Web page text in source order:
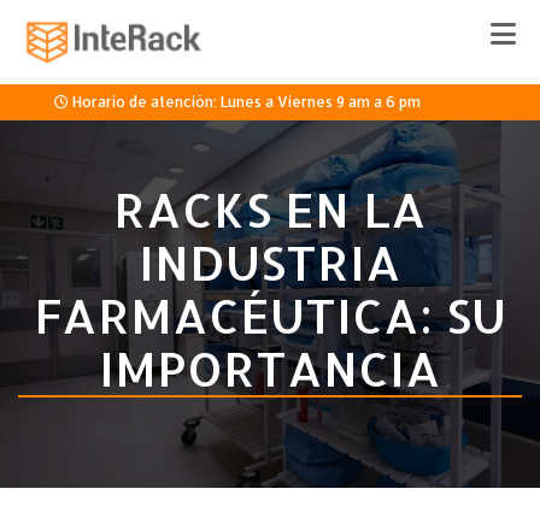
Horario de atención: Lunes a Viernes 9 am a 6 pm
Cotizar
RACKS EN LA
INDUSTRIA
FARMACÉUTICA: SU
IMPORTANCIA